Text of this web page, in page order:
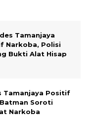
Tamanjaya
Narkoba, Polisi
Bukti Alat Hisap
Tamanjaya Positif
Soroti
Narkoba